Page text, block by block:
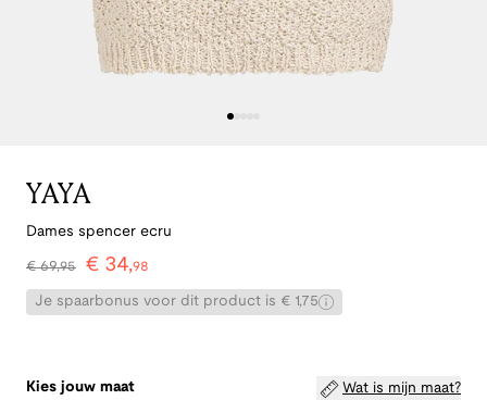
YAYA
Dames spencer ecru
€69,95 € 34,98
Je spaarbonus voor dit product is € 1,75
Kies jouw maat Wat is mijn maat?